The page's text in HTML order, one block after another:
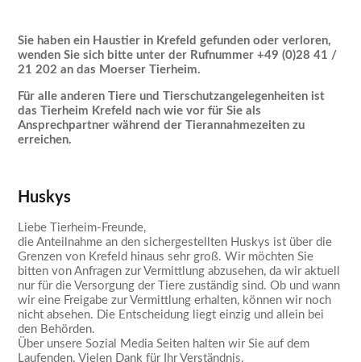
Sie haben ein Haustier in Krefeld gefunden oder verloren,
wenden Sie sich bitte unter der Rufnummer +49 (0)28 41 /
21 202 an das Moerser Tierheim.
Für alle anderen Tiere und Tierschutzangelegenheiten ist
das Tierheim Krefeld nach wie vor für Sie als
Ansprechpartner während der Tierannahmezeiten zu
erreichen.
Huskys
Liebe Tierheim-Freunde,
die Anteilnahme an den sichergestellten Huskys ist über die
Grenzen von Krefeld hinaus sehr groß. Wir möchten Sie
bitten von Anfragen zur Vermittlung abzusehen, da wir aktuell
nur für die Versorgung der Tiere zuständig sind. Ob und wann
wir eine Freigabe zur Vermittlung erhalten, können wir noch
nicht absehen. Die Entscheidung liegt einzig und allein bei
den Behörden.
Über unsere Sozial Media Seiten halten wir Sie auf dem
Laufenden. Vielen Dank für Ihr Verständnis.